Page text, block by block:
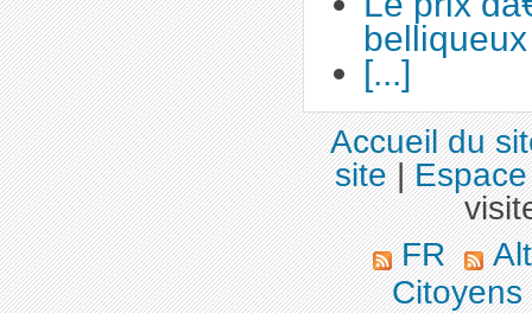
belliqueux
[...]
Accueil du
site|
FR
Citoyens